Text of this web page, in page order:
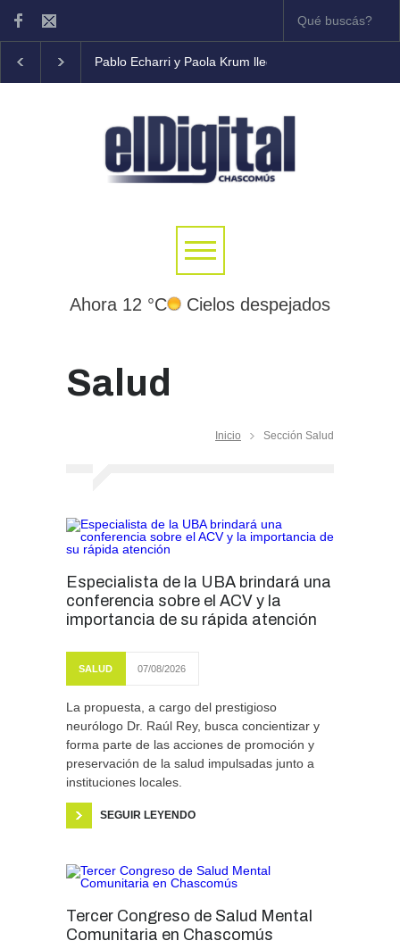
Pablo Echarri y Paola Krum llegan al Teatro
Ahora 12 °C Cielos despejados
Salud
Inicio Sección Salud
Especialista de la UBA brindará una
conferencia sobre el ACV y la
importancia de su rápida atención
SALUD 07/08/2026
La propuesta, a cargo del prestigioso
neurólogo Dr. Raúl Rey, busca concientizar y
forma parte de las acciones de promoción y
preservación de la salud impulsadas junto a
instituciones locales.
SEGUIR LEYENDO
Tercer Congreso de Salud Mental
Comunitaria en Chascomús